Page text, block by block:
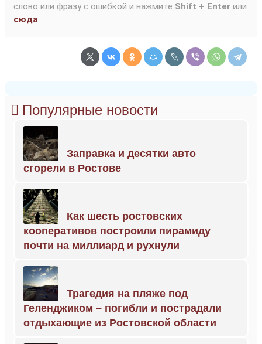
слово или фразу с ошибкой и нажмите Shift + Enter или
сюда.
Популярные новости
Заправка и десятки авто
сгорели в Ростове
Как шесть ростовских
кооперативов построили пирамиду
почти на миллиард и рухнули
Трагедия на пляже под
Геленджиком – погибли и пострадали
отдыхающие из Ростовской области